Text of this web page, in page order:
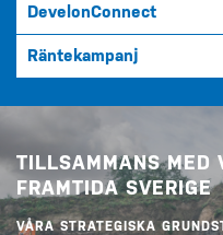
DevelonConnect
Räntekampanj
TILLSAMMANS MED
FRAMTIDA SVERIGE
VÅRA STRATEGISKA